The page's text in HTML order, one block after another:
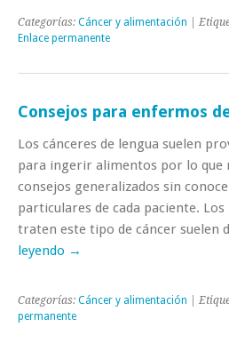
Categorías: Cáncer y alimentación |
Enlace permanente
Consejos para enfermos
Los cánceres de lengua suelen
para ingerir alimentos por lo que
consejos generalizados sin
particulares de cada paciente.
traten este tipo de cáncer suelen
leyendo →
Categorías: Cáncer y alimentación |
permanente